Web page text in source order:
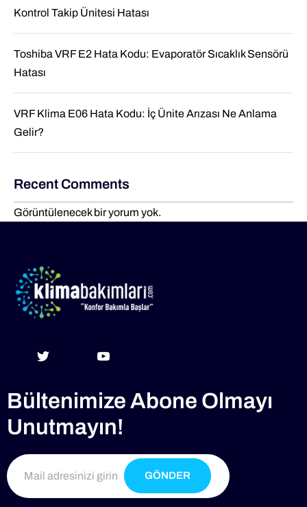
Kontrol Takip Ünitesi Hatası
Toshiba VRF E2 Hata Kodu: Evaporatör Sıcaklık Sensörü
Hatası
VRF Klima E06 Hata Kodu: İç Ünite Arızası Ne Anlama
Gelir?
Recent Comments
Görüntülenecek bir yorum yok.
Bültenimize Abone Olmayı
Unutmayın!
GÖNDER